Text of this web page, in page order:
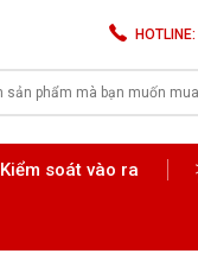
HOTLINE:
Kiểm soát vào ra